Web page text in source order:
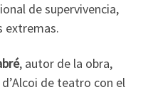
de supervivencia,
extremas.
, autor de la obra,
de teatro con el